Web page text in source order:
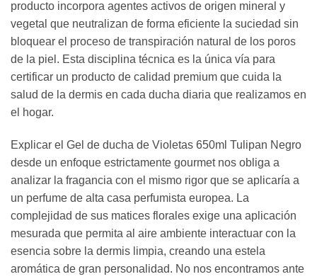
producto incorpora agentes activos de origen mineral y
vegetal que neutralizan de forma eficiente la suciedad sin
bloquear el proceso de transpiración natural de los poros
de la piel. Esta disciplina técnica es la única vía para
certificar un producto de calidad premium que cuida la
salud de la dermis en cada ducha diaria que realizamos en
el hogar.
Explicar el Gel de ducha de Violetas 650ml Tulipan Negro
desde un enfoque estrictamente gourmet nos obliga a
analizar la fragancia con el mismo rigor que se aplicaría a
un perfume de alta casa perfumista europea. La
complejidad de sus matices florales exige una aplicación
mesurada que permita al aire ambiente interactuar con la
esencia sobre la dermis limpia, creando una estela
aromática de gran personalidad. No nos encontramos ante